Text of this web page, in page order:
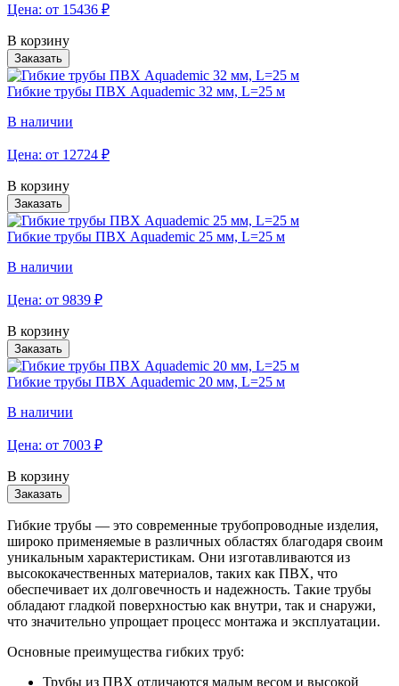
Цена: от 15436 ₽
В корзину
Заказать
Гибкие трубы ПВХ Aquademic 32 мм, L=25 м
В наличии
Цена: от 12724 ₽
В корзину
Заказать
Гибкие трубы ПВХ Aquademic 25 мм, L=25 м
В наличии
Цена: от 9839 ₽
В корзину
Заказать
Гибкие трубы ПВХ Aquademic 20 мм, L=25 м
В наличии
Цена: от 7003 ₽
В корзину
Заказать
Гибкие трубы — это современные трубопроводные изделия,
широко применяемые в различных областях благодаря своим
уникальным характеристикам. Они изготавливаются из
высококачественных материалов, таких как ПВХ, что
обеспечивает их долговечность и надежность. Такие трубы
обладают гладкой поверхностью как внутри, так и снаружи,
что значительно упрощает процесс монтажа и эксплуатации.
Основные преимущества гибких труб:
Трубы из ПВХ отличаются малым весом и высокой